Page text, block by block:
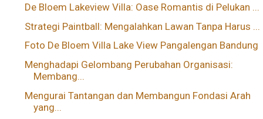
De Bloem Lakeview Villa: Oase Romantis di Pelukan ...
Strategi Paintball: Mengalahkan Lawan Tanpa Harus ...
Foto De Bloem Villa Lake View Pangalengan Bandung
Menghadapi Gelombang Perubahan Organisasi:
Membang...
Mengurai Tantangan dan Membangun Fondasi Arah
yang...